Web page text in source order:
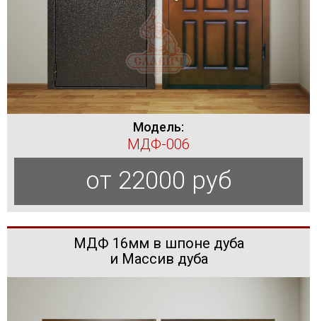
Модель:
МДФ-006
от 22000 руб
МДФ 16мм в шпоне дуба
и Массив дуба